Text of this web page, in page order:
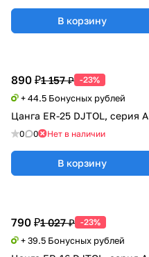
В корзину
890 ₽1 157 ₽ -23%
+ 44.5 Бонусных рублей
Цанга ER-25 DJTOL, серия А
0 0 Нет в наличии
В корзину
790 ₽1 027 ₽ -23%
+ 39.5 Бонусных рублей